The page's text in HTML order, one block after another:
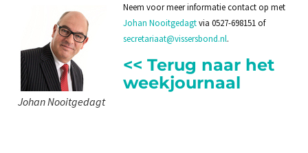
Johan Nooitgedagt
Neem voor meer informatie contact op met
Johan Nooitgedagtvia 0527-698151 of
secretariaat@vissersbond.nl.
<< Terug naar het
weekjournaal